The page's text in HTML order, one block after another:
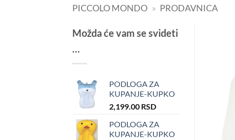
PICCOLO MONDO » PRODAVNICA
Možda će vam se svideti
…
PODLOGA ZA
KUPANJE-KUPKO
2,199.00 RSD
PODLOGA ZA
KUPANJE-KUPKO